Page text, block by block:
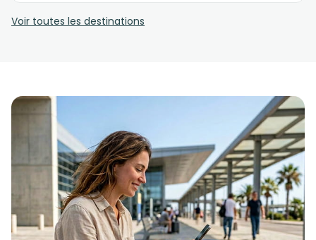
Voir toutes les destinations